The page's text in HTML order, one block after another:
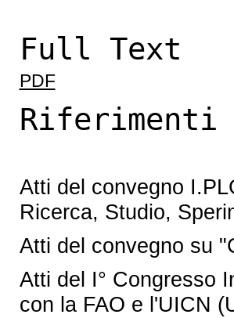
Full Text
PDF
Atti del convegno
Ricerca, Studio,
Atti del convegno su
Atti del I° Congresso
con la FAO e l'UICN